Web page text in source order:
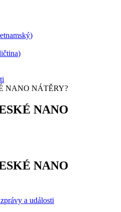
)
)
NANO NÁTĚRY?
NANO
NANO
a události